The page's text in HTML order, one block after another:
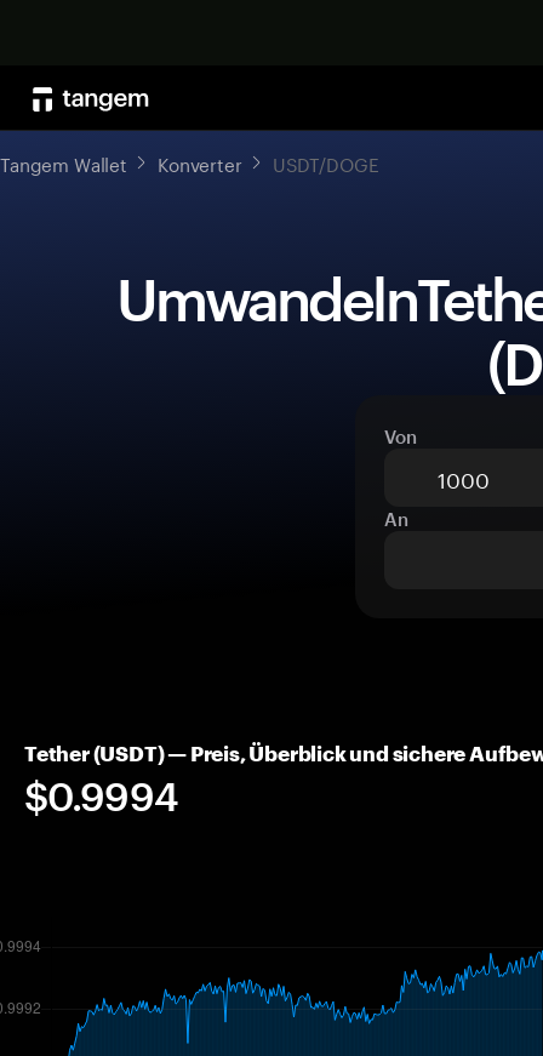
Tangem Wallet Konverter USDT/DOGE
Von
An
Tether (USDT) — Preis, Überblick und sichere
$0.9994